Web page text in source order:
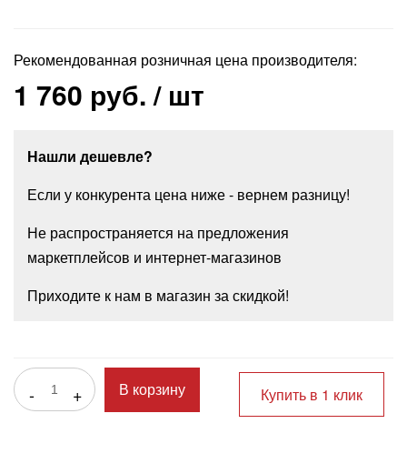
Рекомендованная розничная цена производителя:
1 760 руб./ шт
Нашли дешевле?
Если у конкурента цена ниже - вернем разницу!
Не распространяется на предложения
маркетплейсов и интернет-магазинов
Приходите к нам в магазин за скидкой!
- + В корзину Купить в 1 клик